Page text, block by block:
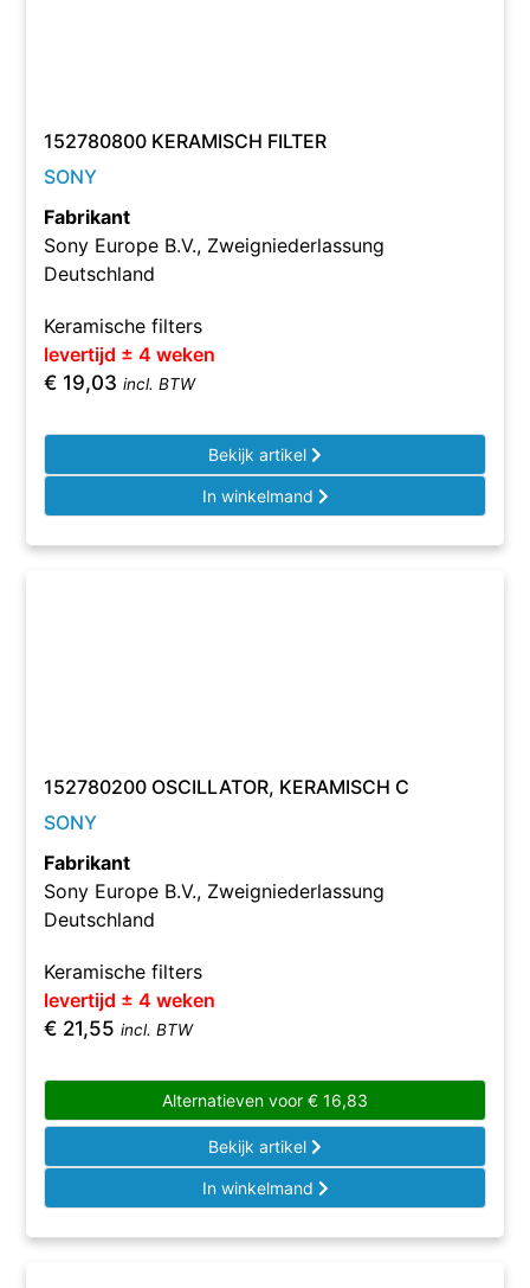
152780800 KERAMISCH FILTER
SONY
Fabrikant
Sony Europe B.V., Zweigniederlassung
Deutschland
Keramische filters
levertijd ± 4 weken
€ 19,03 incl. BTW
Bekijk artikel
In winkelmand
152780200 OSCILLATOR, KERAMISCH C
SONY
Fabrikant
Sony Europe B.V., Zweigniederlassung
Deutschland
Keramische filters
levertijd ± 4 weken
€ 21,55 incl. BTW
Alternatieven voor € 16,83
Bekijk artikel
In winkelmand